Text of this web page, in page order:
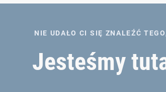
NIE UDAŁO CI SIĘ ZNALEŹĆ
Jesteśmy